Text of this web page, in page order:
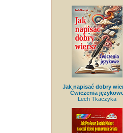
Jak napisać dobry
Ćwiczenia
Lech Tkaczyka